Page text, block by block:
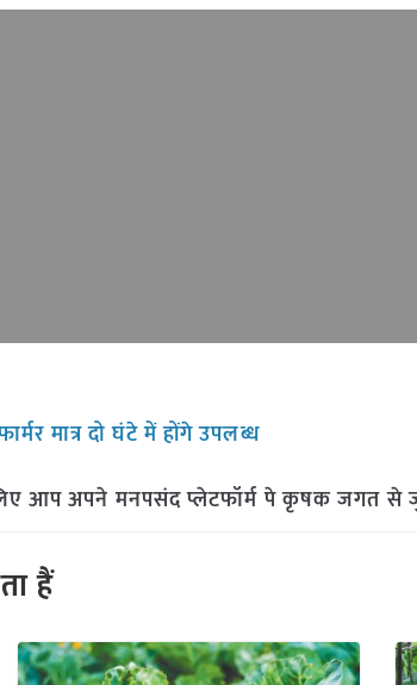
मात्र दो घंटे में होंगे उपलब्ध
आप अपने मनपसंद प्लेटफॉर्म पे कृषक जगत से
हैं